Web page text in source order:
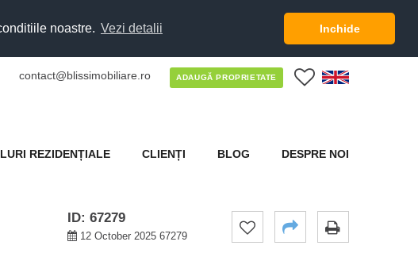
noastre. Vezi detalii Inchide
contact@blissimobiliare.ro ADAUGĂ PROPRIETATE
REZIDENȚIALE CLIENȚI BLOG DESPRE NOI
ID: 67279
12 October 2025 67279